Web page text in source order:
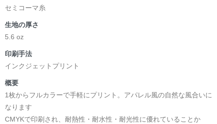
セミコーマ糸
生地の厚さ
5.6 oz
印刷手法
インクジェットプリント
概要
1枚からフルカラーで手軽にプリント。アパレル風の自然な風合いに
なります
CMYKで印刷され、耐熱性・耐水性・耐光性に優れていることか